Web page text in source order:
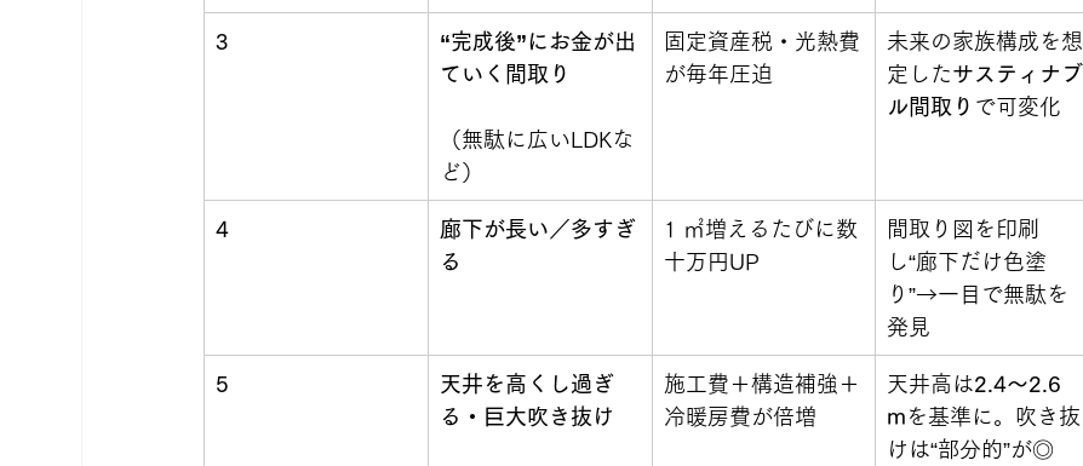
3
“完成後”にお金が出
ていく間取り
（無駄に広いLDKな
ど）
固定資産税・光熱費
が毎年圧迫
未来の家族構成を想
定したサスティナブ
ル間取り で可変化
4
廊下が長い／多すぎ
る
1 ㎡増えるたびに数
十万円UP
間取り図を印刷
し“廊下だけ色塗
り”→一目で無駄を
発見
5
天井を高くし過ぎ
る・巨大吹き抜け
施工費＋構造補強＋
冷暖房費が倍増
天井高は2.4〜2.6
m を基準に。吹き抜
けは“部分的”が◎